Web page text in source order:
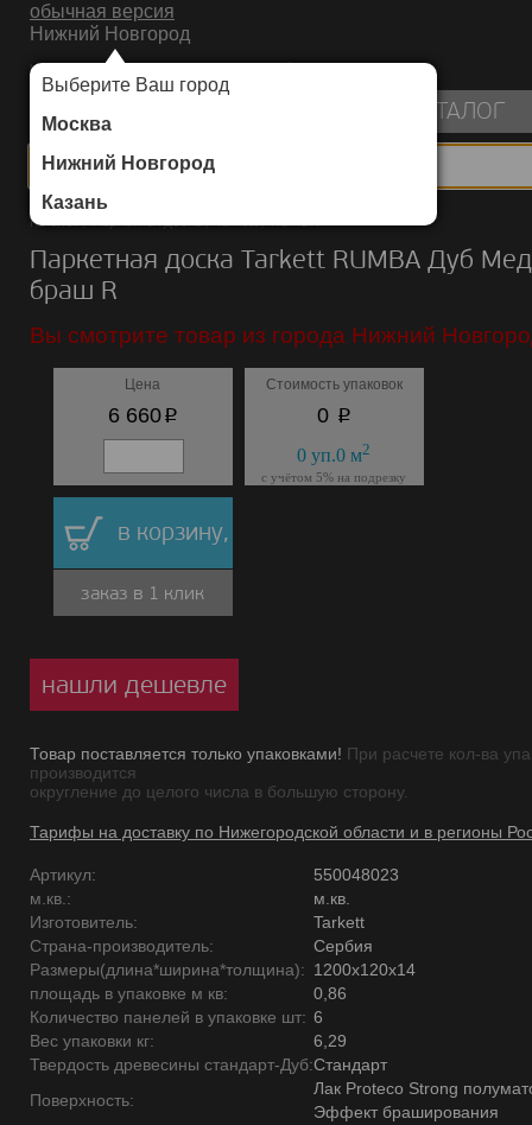
обычная версия
Нижний Новгород
Выберите Ваш город
Москва
Нижний Новгород
Казань
ИНТЕРНЕТ-МАГАЗИН НАПОЛЬНЫХ ПОКРЫТИЙ
КАТАЛОГ
Каталог/Паркетная доска/Tarkett/RUMBA
Паркетная доска Tarkett RUMBA Дуб
браш R
Вы смотрите товар из города Нижний
Цена
6 660p
Стоимость упаковок
0 p
0 уп.0 м2
с учётом 5% на подрезку
в корзину,
заказ в 1 клик
нашли дешевле
Товар поставляется только упаковками! При расчете кол-ва
производится
округление до целого числа в большую сторону.
Тарифы на доставку по Нижегородской области и в регионы
Артикул:
550048023
м.кв.:
м.кв.
Изготовитель:
Tarkett
Страна-производитель:
Сербия
Размеры(длина*ширина*толщина): 1200х120х14
площадь в упаковке м кв:
0,86
Количество панелей в упаковке шт: 6
Вес упаковки кг:
6,29
Твердость древесины стандарт-Дуб:Стандарт
Поверхность:
Лак Proteco Strong
Эффект браширования